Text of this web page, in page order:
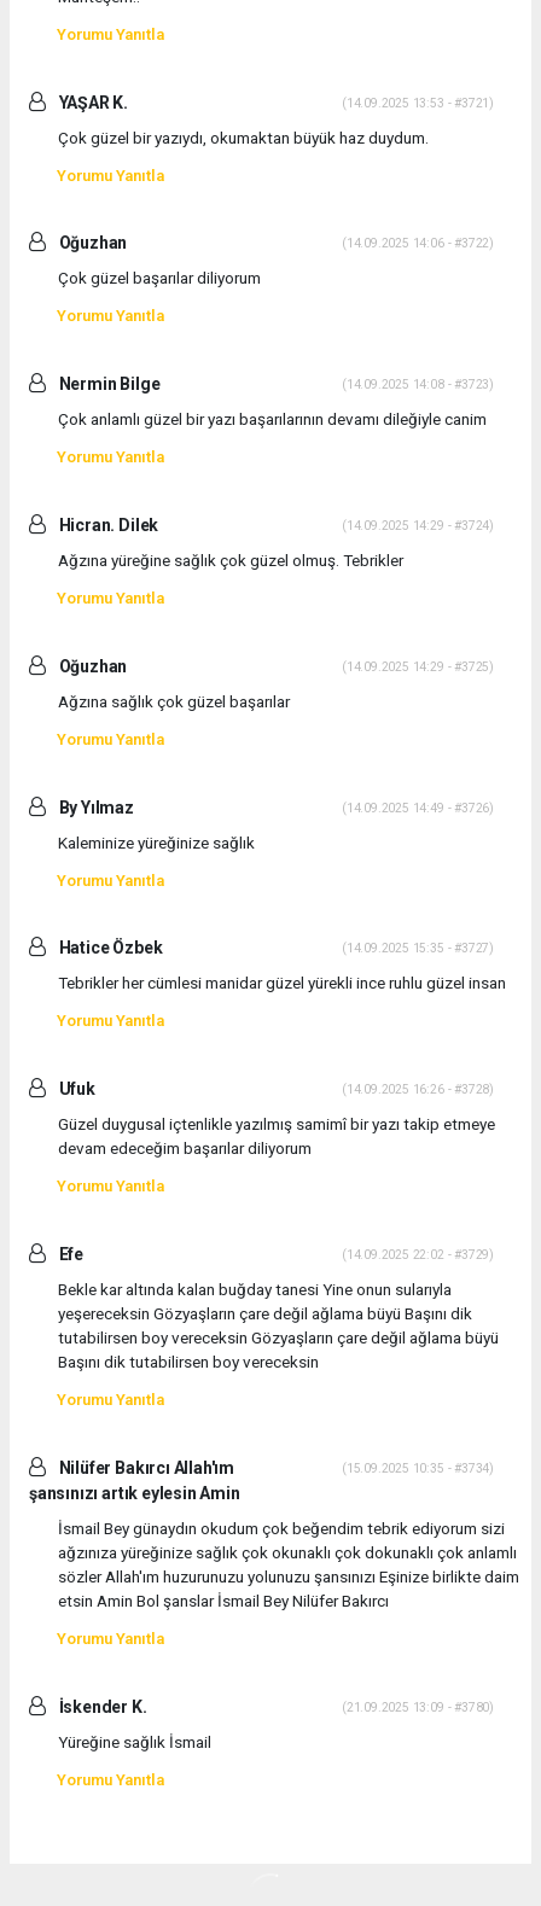
Yorumu Yanıtla
YAŞAR K. (14.09.2025 13:53 - #3721)
Çok güzel bir yazıydı, okumaktan büyük haz duydum.
Yorumu Yanıtla
Oğuzhan (14.09.2025 14:06 - #3722)
Çok güzel başarılar diliyorum
Yorumu Yanıtla
Nermin Bilge (14.09.2025 14:08 - #3723)
Çok anlamlı güzel bir yazı başarılarının devamı dileğiyle canim
Yorumu Yanıtla
Hicran. Dilek (14.09.2025 14:29 - #3724)
Ağzına yüreğine sağlık çok güzel olmuş. Tebrikler
Yorumu Yanıtla
Oğuzhan (14.09.2025 14:29 - #3725)
Ağzına sağlık çok güzel başarılar
Yorumu Yanıtla
By Yılmaz (14.09.2025 14:49 - #3726)
Kaleminize yüreğinize sağlık
Yorumu Yanıtla
Hatice Özbek (14.09.2025 15:35 - #3727)
Tebrikler her cümlesi manidar güzel yürekli ince ruhlu güzel insan
Yorumu Yanıtla
Ufuk (14.09.2025 16:26 - #3728)
Güzel duygusal içtenlikle yazılmış samimî bir yazı takip etmeye
devam edeceğim başarılar diliyorum
Yorumu Yanıtla
Efe (14.09.2025 22:02 - #3729)
Bekle kar altında kalan buğday tanesi Yine onun sularıyla
yeşereceksin Gözyaşların çare değil ağlama büyü Başını dik
tutabilirsen boy vereceksin Gözyaşların çare değil ağlama büyü
Başını dik tutabilirsen boy vereceksin
Yorumu Yanıtla
Nilüfer Bakırcı Allah'ım
şansınızı artık eylesin Amin
(15.09.2025 10:35 - #3734)
İsmail Bey günaydın okudum çok beğendim tebrik ediyorum sizi
ağzınıza yüreğinize sağlık çok okunaklı çok dokunaklı çok anlamlı
sözler Allah'ım huzurunuzu yolunuzu şansınızı Eşinize birlikte daim
etsin Amin Bol şanslar İsmail Bey Nilüfer Bakırcı
Yorumu Yanıtla
İskender K. (21.09.2025 13:09 - #3780)
Yüreğine sağlık İsmail
Yorumu Yanıtla